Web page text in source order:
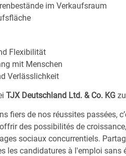
im Verkaufsraum
Flexibilität
mit Menschen
Verlässlichkeit
TJX Deutschland Ltd. & Co. KG
fiers de nos réussites passées,
des possibilités de
sociaux concurrentiels.
les candidatures à l'emploi sans